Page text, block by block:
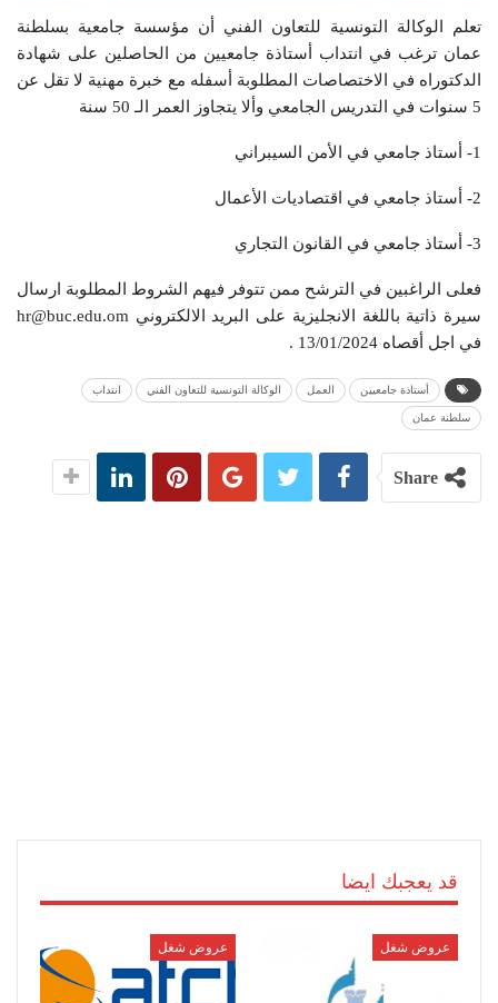
تعلم الوكالة التونسية للتعاون الفني أن مؤسسة جامعية بسلطنة
عمان ترغب في انتداب أستاذة جامعيين من الحاصلين على شهادة
الدكتوراه في الاختصاصات المطلوبة أسفله مع خبرة مهنية لا تقل عن
5 سنوات في التدريس الجامعي وألا يتجاوز العمر الـ 50 سنة
1- أستاذ جامعي في الأمن السيبراني
2- أستاذ جامعي في اقتصاديات الأعمال
3- أستاذ جامعي في القانون التجاري
فعلى الراغبين في الترشح ممن تتوفر فيهم الشروط المطلوبة ارسال
سيرة ذاتية باللغة الانجليزية على البريد الالكتروني hr@buc.edu.om
في اجل أقصاه 13/01/2024 .
أستاذة جامعيين العمل الوكالة التونسية للتعاون الفني انتداب
سلطنة عمان
Share
قد يعجبك ايضا
عروض شغل عروض شغل